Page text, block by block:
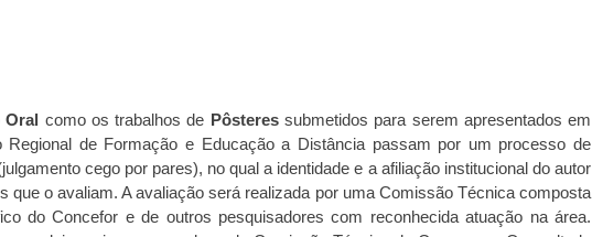
como os trabalhos de Pôsteressubmetidos para serem apresentados em
Regional de Formação e Educação a Distância passam por um processo de
cego por pares), no qual a identidade e a afiliação institucional do autor
que o avaliam. A avaliação será realizada por uma Comissão Técnica composta
do Concefor e de outros pesquisadores com reconhecida atuação na área.